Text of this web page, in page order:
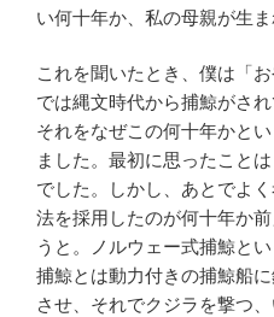
い何十年か、私の母親が生ま
これを聞いたとき、僕は「
では縄文時代から捕鯨がさ
それをなぜこの何十年かと
ました。最初に思ったこと
でした。しかし、あとでよ
法を採用したのが何十年か
うと。ノルウェー式捕鯨と
捕鯨とは動力付きの捕鯨船
させ、それでクジラを撃つ